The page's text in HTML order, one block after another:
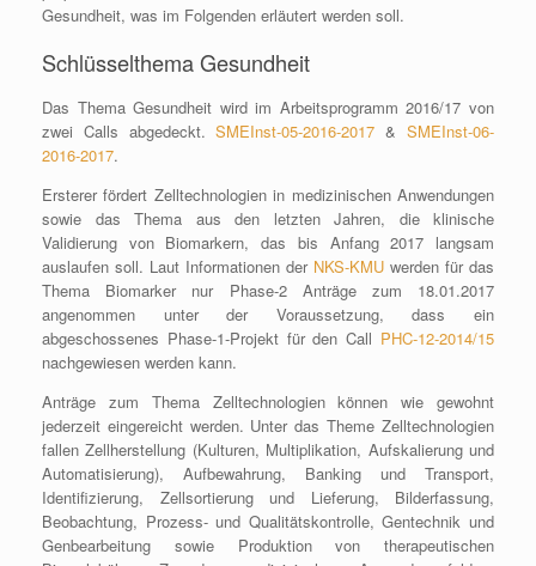
Gesundheit, was im Folgenden erläutert werden soll.
Schlüsselthema Gesundheit
Das Thema Gesundheit wird im Arbeitsprogramm 2016/17 von
zwei Calls abgedeckt.SMEInst-05-2016-2017 &SMEInst-06-
2016-2017.
Ersterer fördert Zelltechnologien in medizinischen Anwendungen
sowie das Thema aus den letzten Jahren, die klinische
Validierung von Biomarkern, das bis Anfang 2017 langsam
auslaufen soll. Laut Informationen der NKS-KMU werden für das
Thema Biomarker nur Phase-2 Anträge zum 18.01.2017
angenommen unter der Voraussetzung, dass ein
abgeschossenes Phase-1-Projekt für den Call PHC-12-2014/15
nachgewiesen werden kann.
Anträge zum Thema Zelltechnologien können wie gewohnt
jederzeit eingereicht werden. Unter das Theme Zelltechnologien
fallen Zellherstellung (Kulturen, Multiplikation, Aufskalierung und
Automatisierung), Aufbewahrung, Banking und Transport,
Identifizierung, Zellsortierung und Lieferung, Bilderfassung,
Beobachtung, Prozess- und Qualitätskontrolle, Gentechnik und
Genbearbeitung sowie Produktion von therapeutischen